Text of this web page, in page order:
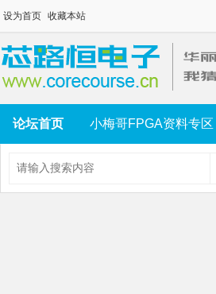
设为首页 收藏本站
论坛首页 小梅哥FPGA资料专区